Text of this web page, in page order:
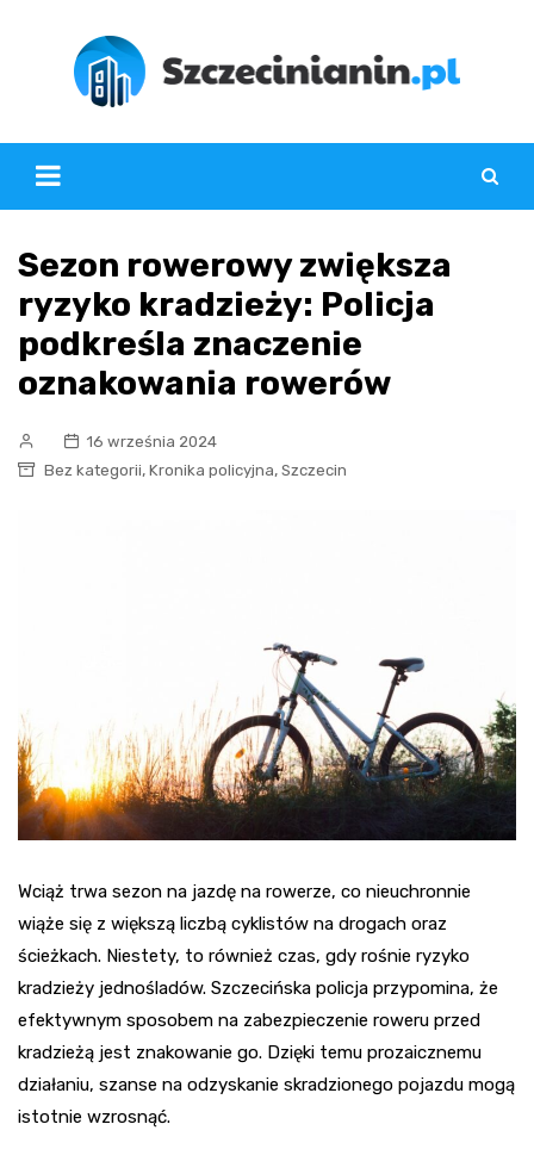
Sezon rowerowy zwiększa
ryzyko kradzieży: Policja
podkreśla znaczenie
oznakowania rowerów
16 września 2024
Bez kategorii, Kronika policyjna, Szczecin
Wciąż trwa sezon na jazdę na rowerze, co nieuchronnie
wiąże się z większą liczbą cyklistów na drogach oraz
ścieżkach. Niestety, to również czas, gdy rośnie ryzyko
kradzieży jednośladów. Szczecińska policja przypomina, że
efektywnym sposobem na zabezpieczenie roweru przed
kradzieżą jest znakowanie go. Dzięki temu prozaicznemu
działaniu, szanse na odzyskanie skradzionego pojazdu mogą
istotnie wzrosnąć.